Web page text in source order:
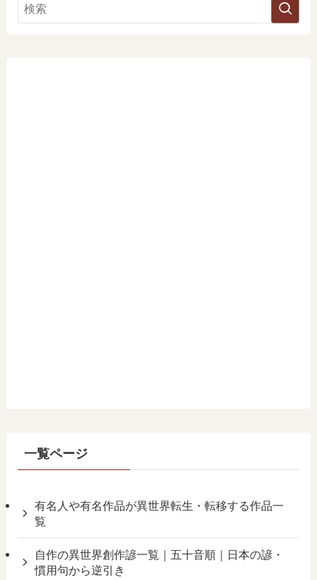
一覧ページ
有名人や有名作品が異世界転生・転移する作品一
覧
自作の異世界創作諺一覧｜五十音順｜日本の諺・
慣用句から逆引き